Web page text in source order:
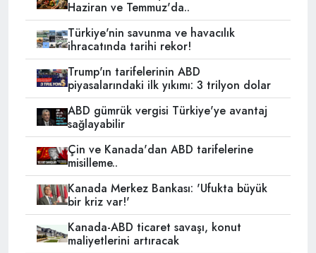
Haziran ve Temmuz'da..
Türkiye'nin savunma ve havacılık
ihracatında tarihi rekor!
Trump'ın tarifelerinin ABD
piyasalarındaki ilk yıkımı: 3 trilyon dolar
ABD gümrük vergisi Türkiye'ye avantaj
sağlayabilir
Çin ve Kanada'dan ABD tarifelerine
misilleme..
Kanada Merkez Bankası: 'Ufukta büyük
bir kriz var!'
Kanada-ABD ticaret savaşı, konut
maliyetlerini artıracak